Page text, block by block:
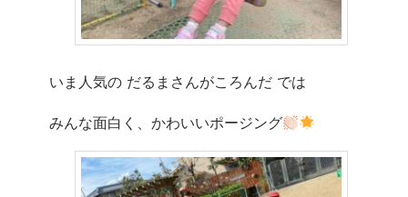
いま人気の だるまさんがころんだ では
みんな面白く、かわいいポージング